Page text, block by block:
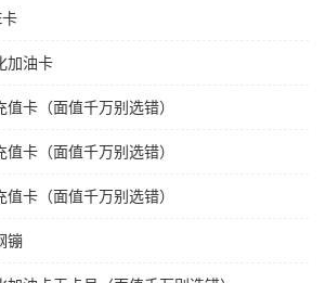
加油卡
卡（面值千万别选错）
卡（面值千万别选错）
卡（面值千万别选错）
镚